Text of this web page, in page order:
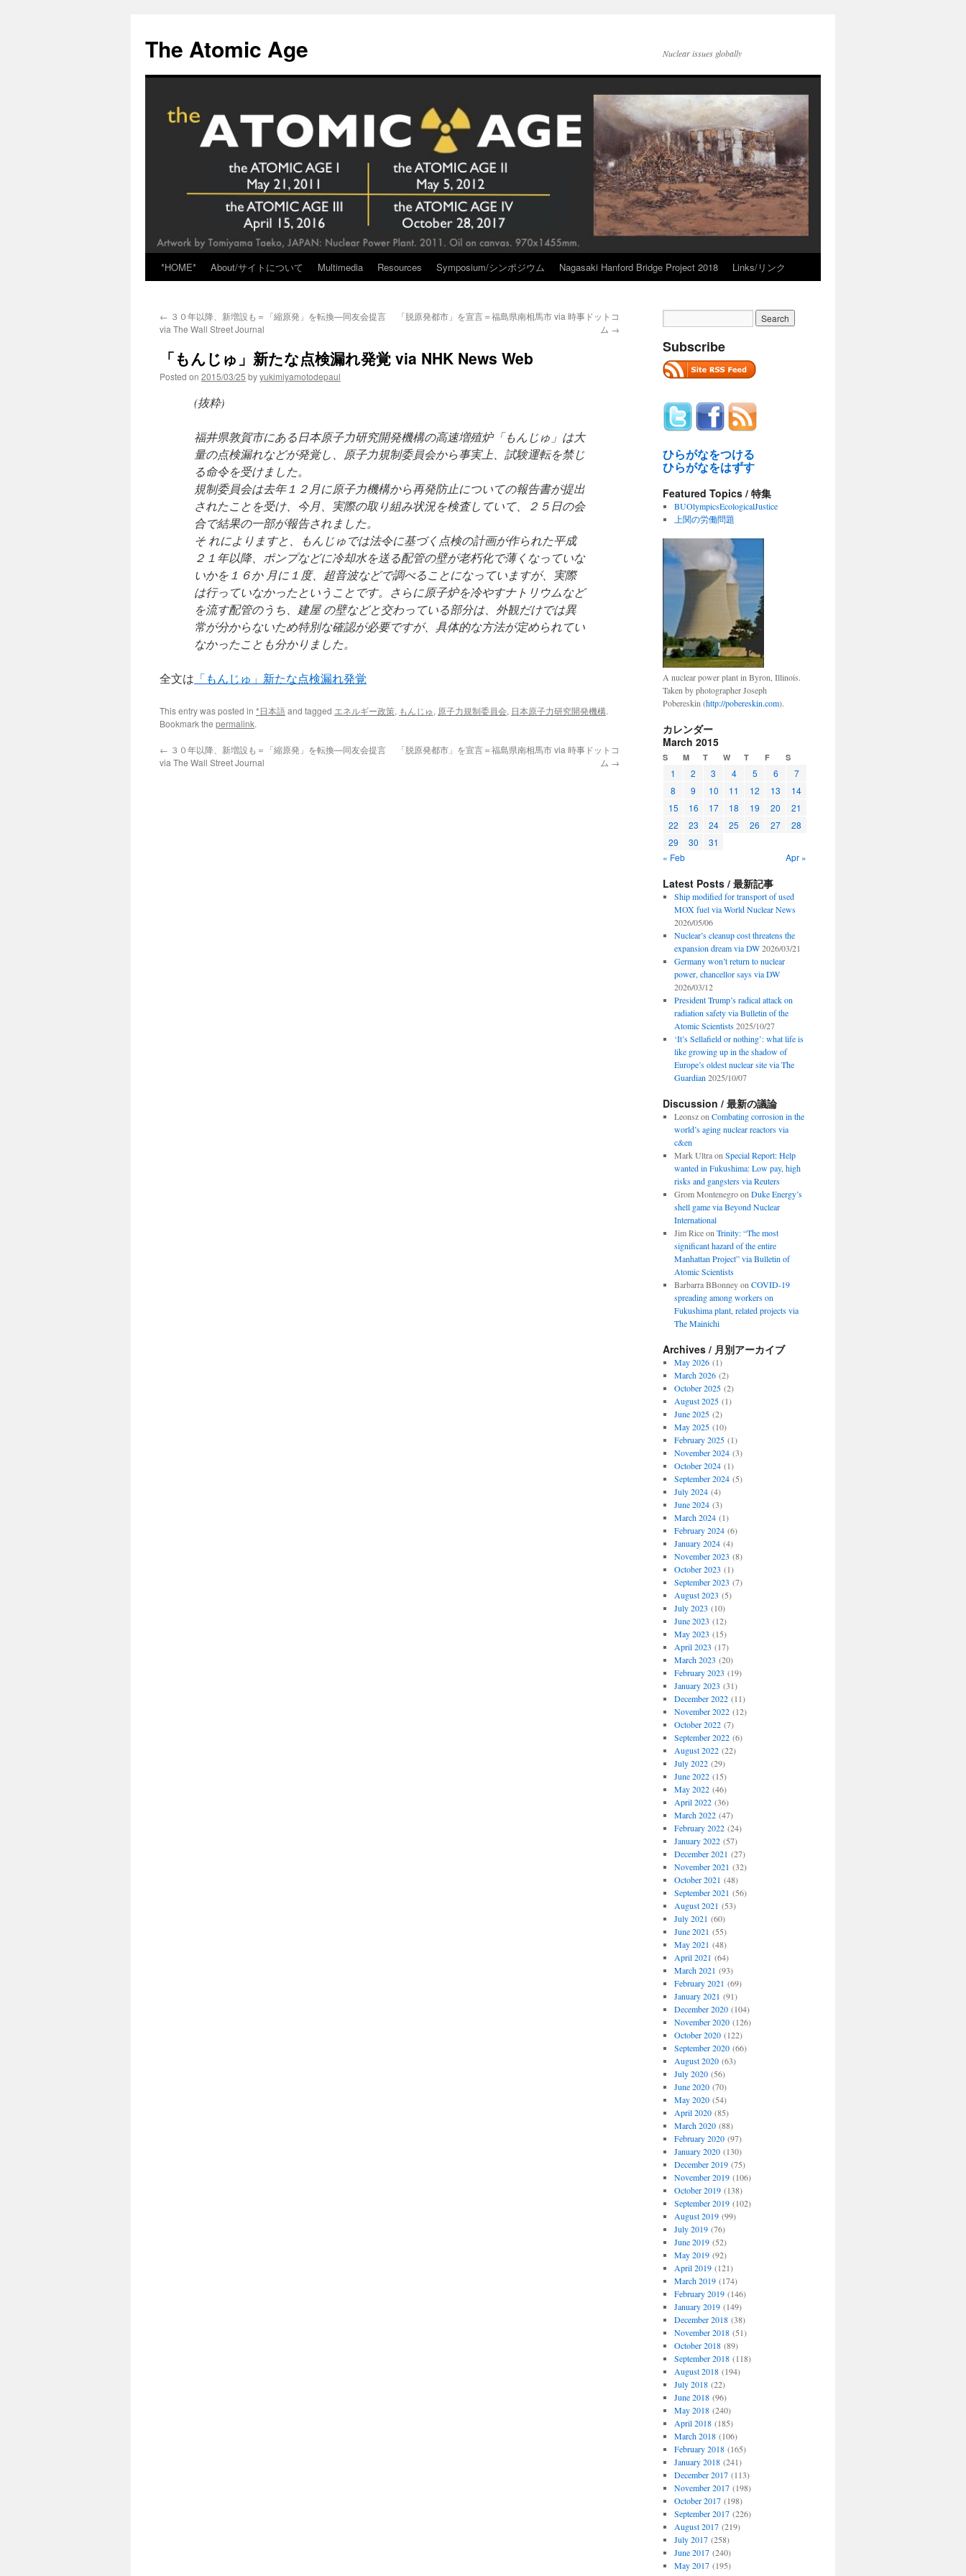
content
The Atomic Age Nuclear issues globally
*HOME* About/サイトについて Multimedia Resources Symposium/シンポジウム Nagasaki Hanford Bridge Project 2018 Links/リンク
← ３０年以降、新増設も＝「縮原発」を転換—同友会提言
via The Wall Street Journal
「脱原発都市」を宣言＝福島県南相馬市 via 時事ドットコ
ム →
「もんじゅ」新たな点検漏れ発覚 via NHK News Web
Posted on 2015/03/25 byyukimiyamotodepaul
(抜粋)
福井県敦賀市にある日本原子力研究開発機構の高速増殖炉「もんじゅ」は大
量の点検漏れなどが発覚し、原子力規制委員会から事実上、試験運転を禁じ
る命令を受けました。
規制委員会は去年１２月に原子力機構から再発防止についての報告書が提出
されたことを受け、今月、実際の取り組み状況を検査していて、２５日の会
合で結果の一部が報告されました。
そ れによりますと、もんじゅでは法令に基づく点検の計画が作られた平成
２１年以降、ポンプなどに冷却水を送る配管の壁が老朽化で薄くなっていな
いかを１６か 月に１度、超音波などで調べることになっていますが、実際
は行っていなかったということです。さらに原子炉を冷やすナトリウムなど
を流す配管のうち、建屋 の壁などと交わっている部分は、外観だけでは異
常が分からないため特別な確認が必要ですが、具体的な方法が定められてい
なかったことも分かりました。
全文は 「もんじゅ」新たな点検漏れ発覚
This entry was posted in *日本語and tagged エネルギー政策, もんじゅ, 原子力規制委員会, 日本原子力研究開発機構.
Bookmark the permalink.
← ３０年以降、新増設も＝「縮原発」を転換—同友会提言
via The Wall Street Journal
「脱原発都市」を宣言＝福島県南相馬市 via 時事ドットコ
ム →
Subscribe
ひらがなをつける
ひらがなをはずす
Featured Topics / 特集
BUOlympicsEcologicalJustice
上関の労働問題
A nuclear power plant in Byron, Illinois.
Taken by photographer Joseph
Pobereskin (http://pobereskin.com).
カレンダー
March 2015
S M T W T F S
1 2 3 4 5 6
7
8
9 10 11 12 13
14
15
16 17 18 19 20
21
22
23 24 25 26 27
28
29
30
31
« Feb
Apr »
Latest Posts / 最新記事
Ship modified for transport of used
MOX fuel via World Nuclear News
2026/05/06
Nuclear’s cleanup cost threatens the
expansion dream via DW 2026/03/21
Germany won’t return to nuclear
power, chancellor says via DW
2026/03/12
President Trump’s radical attack on
radiation safety via Bulletin of the
Atomic Scientists 2025/10/27
‘It’s Sellafield or nothing’: what life is
like growing up in the shadow of
Europe’s oldest nuclear site via The
Guardian 2025/10/07
Discussion / 最新の議論
Leonszon Combating corrosion in the
world’s aging nuclear reactors via
c&en
Mark Ultraon Special Report: Help
wanted in Fukushima: Low pay, high
risks and gangsters via Reuters
Grom Montenegroon Duke Energy’s
shell game via Beyond Nuclear
International
Jim Riceon Trinity: “The most
significant hazard of the entire
Manhattan Project” via Bulletin of
Atomic Scientists
Barbarra BBonneyon COVID-19
spreading among workers on
Fukushima plant, related projects via
The Mainichi
Archives / 月別アーカイブ
May 2026(1)
March 2026(2)
October 2025(2)
August 2025(1)
June 2025(2)
May 2025(10)
February 2025(1)
November 2024(3)
October 2024(1)
September 2024(5)
July 2024(4)
June 2024(3)
March 2024(1)
February 2024(6)
January 2024(4)
November 2023 (8)
October 2023 (1)
September 2023 (7)
August 2023 (5)
July 2023 (10)
June 2023 (12)
May 2023 (15)
April 2023 (17)
March 2023 (20)
February 2023 (19)
January 2023 (31)
December 2022(11)
November 2022(12)
October 2022(7)
September 2022(6)
August 2022(22)
July 2022(29)
June 2022(15)
May 2022(46)
April 2022(36)
March 2022(47)
February 2022(24)
January 2022(57)
December 2021 (27)
November 2021 (32)
October 2021 (48)
September 2021 (56)
August 2021 (53)
July 2021 (60)
June 2021 (55)
May 2021 (48)
April 2021 (64)
March 2021 (93)
February 2021 (69)
January 2021 (91)
December 2020(104)
November 2020(126)
October 2020(122)
September 2020(66)
August 2020(63)
July 2020(56)
June 2020(70)
May 2020(54)
April 2020(85)
March 2020(88)
February 2020(97)
January 2020(130)
December 2019(75)
November 2019(106)
October 2019(138)
September 2019(102)
August 2019(99)
July 2019(76)
June 2019(52)
May 2019(92)
April 2019(121)
March 2019(174)
February 2019(146)
January 2019(149)
December 2018(38)
November 2018(51)
October 2018(89)
September 2018(118)
August 2018(194)
July 2018(22)
June 2018(96)
May 2018(240)
April 2018(185)
March 2018(106)
February 2018(165)
January 2018(241)
December 2017(113)
November 2017(198)
October 2017(198)
September 2017(226)
August 2017(219)
July 2017(258)
June 2017(240)
May 2017(195)